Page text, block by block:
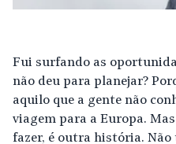
Fui surfando as
não deu para planejar?
aquilo que a gente não
viagem para a Europa.
fazer, é outra história.